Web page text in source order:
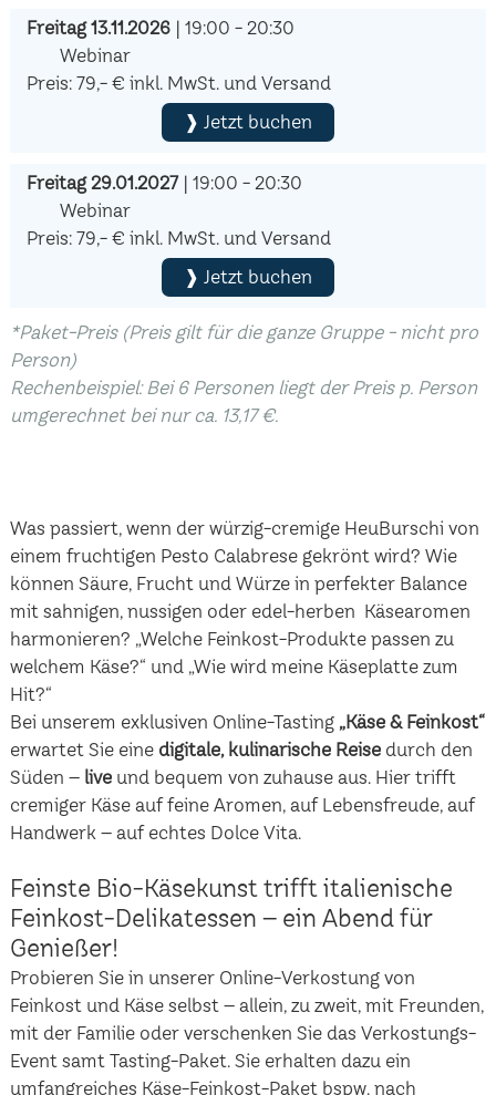
Freitag 13.11.2026| 19:00 - 20:30
Webinar
Preis: 79,- € inkl. MwSt. und Versand
❱ Jetzt buchen
Freitag 29.01.2027| 19:00 - 20:30
Webinar
Preis: 79,- € inkl. MwSt. und Versand
❱ Jetzt buchen
*Paket-Preis (Preis gilt für die ganze Gruppe - nicht pro
Person)
Rechenbeispiel: Bei 6 Personen liegt der Preis p. Person
umgerechnet bei nur ca. 13,17 €.
Was passiert, wenn der würzig-cremige HeuBurschi von
einem fruchtigen Pesto Calabrese gekrönt wird? Wie
können Säure, Frucht und Würze in perfekter Balance
mit sahnigen, nussigen oder edel-herben Käsearomen
harmonieren? „Welche Feinkost-Produkte passen zu
welchem Käse?“ und „Wie wird meine Käseplatte zum
Hit?“
Bei unserem exklusiven Online-Tasting „Käse & Feinkost“
erwartet Sie eine digitale, kulinarische Reisedurch den
Süden – live und bequem von zuhause aus. Hier trifft
cremiger Käse auf feine Aromen, auf Lebensfreude, auf
Handwerk – auf echtes Dolce Vita.
Feinste Bio-Käsekunst trifft italienische
Feinkost-Delikatessen – ein Abend für
Genießer!
Probieren Sie in unserer Online-Verkostung von
Feinkost und Käse selbst – allein, zu zweit, mit Freunden,
mit der Familie oder verschenken Sie das Verkostungs-
Event samt Tasting-Paket. Sie erhalten dazu ein
umfangreiches Käse-Feinkost-Paket bspw. nach